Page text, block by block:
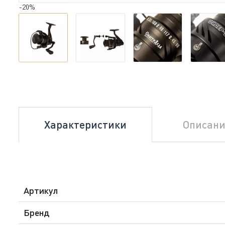
-20%
Характеристики
Артикул
Бренд